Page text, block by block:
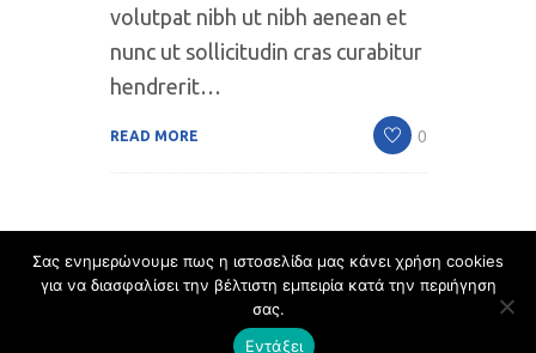
volutpat nibh ut nibh aenean et
nunc ut sollicitudin cras curabitur
hendrerit…
READ MORE 0
© Larissa Security. Powered byOctal
Σας ενημερώνουμε πως η ιστοσελίδα μας κάνει χρήση cookies
για να διασφαλίσει την βέλτιστη εμπειρία κατά την περιήγηση
σας.
Εντάξει